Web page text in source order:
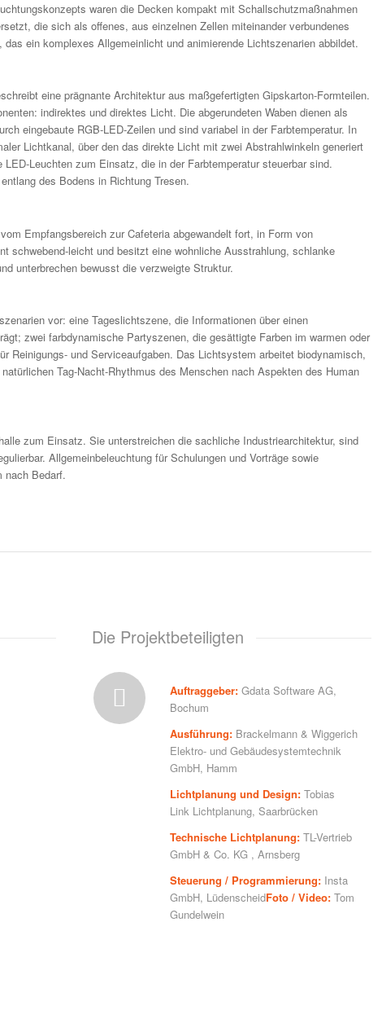
waren die Decken kompakt mit Schallschutzmaßnahmen
die sich als offenes, aus einzelnen Zellen miteinander verbundenes
ein komplexes Allgemeinlicht und animierende Lichtszenarien abbildet.
eine prägnante Architektur aus maßgefertigten Gipskarton-Formteilen.
indirektes und direktes Licht. Die abgerundeten Waben dienen als
eingebaute RGB-LED-Zeilen und sind variabel in der Farbtemperatur. In
Lichtkanal, über den das direkte Licht mit zwei Abstrahlwinkeln generiert
Leuchten zum Einsatz, die in der Farbtemperatur steuerbar sind.
des Bodens in Richtung Tresen.
Empfangsbereich zur Cafeteria abgewandelt fort, in Form von
schwebend-leicht und besitzt eine wohnliche Ausstrahlung, schlanke
unterbrechen bewusst die verzweigte Struktur.
vor: eine Tageslichtszene, die Informationen über einen
zwei farbdynamische Partyszenen, die gesättigte Farben im warmen oder
Reinigungs- und Serviceaufgaben. Das Lichtsystem arbeitet biodynamisch,
Tag-Nacht-Rhythmus des Menschen nach Aspekten des Human
zum Einsatz. Sie unterstreichen die sachliche Industriearchitektur, sind
Allgemeinbeleuchtung für Schulungen und Vorträge sowie
nach Bedarf.
Die Projektbeteiligten
Auftraggeber:Gdata Software AG,
Bochum
Ausführung:Brackelmann & Wiggerich
Elektro- und Gebäudesystemtechnik
GmbH, Hamm
Lichtplanung und Design: Tobias
Link Lichtplanung, Saarbrücken
Technische Lichtplanung: TL-Vertrieb
GmbH & Co. KG , Arnsberg
Steuerung / Programmierung: Insta
GmbH, LüdenscheidFoto / Video:Tom
Gundelwein